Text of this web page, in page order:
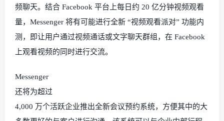
频聊天。结合 Facebook 平台上每日约 20 亿分钟视频观看
量， Messenger 将有可能进行全新 “视频观看派对” 功能内
测，即让用户通过视频通话或文字聊天群组，在 Facebook
上观看视频的同时进行交流。
Messenger
还将为超过
4,000 万个活跃企业推出全新会议预约系统，方便其中的大